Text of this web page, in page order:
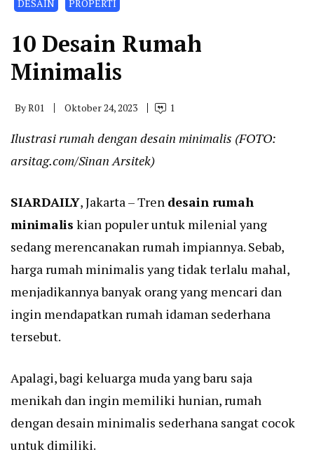
DESAIN PROPERTI
10 Desain Rumah
Minimalis
ByR01 Oktober 24, 2023 1
Ilustrasi rumah dengan desain minimalis (FOTO:
arsitag.com/Sinan Arsitek)
SIARDAILY, Jakarta – Tren desain rumah
minimalis kian populer untuk milenial yang
sedang merencanakan rumah impiannya. Sebab,
harga rumah minimalis yang tidak terlalu mahal,
menjadikannya banyak orang yang mencari dan
ingin mendapatkan rumah idaman sederhana
tersebut.
Apalagi, bagi keluarga muda yang baru saja
menikah dan ingin memiliki hunian, rumah
dengan desain minimalis sederhana sangat cocok
untuk dimiliki.